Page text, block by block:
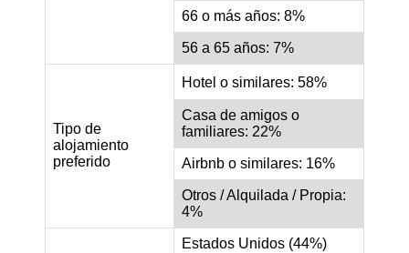
66 o más años: 8%
56 a 65 años: 7%
Tipo de
alojamiento
preferido
Hotel o similares: 58%
Casa de amigos o
familiares: 22%
Airbnb o similares: 16%
Otros / Alquilada / Propia:
4%
Estados Unidos (44%)